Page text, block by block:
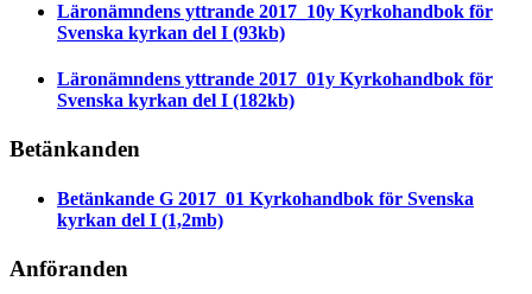
Läronämndens yttrande 2017_10y Kyrkohandbok för
Svenska kyrkan del I (93kb)
Läronämndens yttrande 2017_01y Kyrkohandbok för
Svenska kyrkan del I (182kb)
Betänkanden
Betänkande G 2017_01 Kyrkohandbok för Svenska
kyrkan del I (1,2mb)
Anföranden